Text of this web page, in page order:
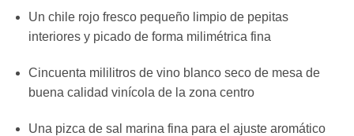
Un chile rojo fresco pequeño limpio de pepitas
interiores y picado de forma milimétrica fina
Cincuenta mililitros de vino blanco seco de mesa de
buena calidad vinícola de la zona centro
Una pizca de sal marina fina para el ajuste aromático